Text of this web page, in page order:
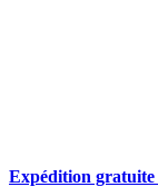
Expédition gratuite